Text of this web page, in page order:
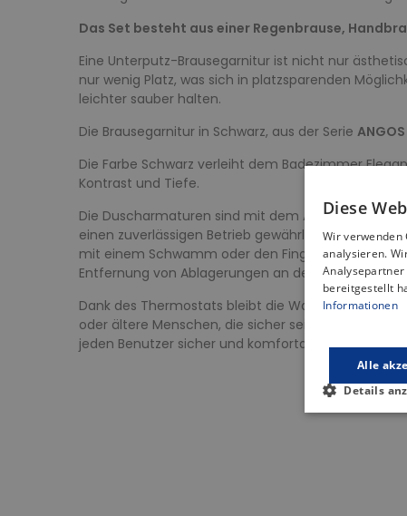
Das Set besteht aus einer Regenbrause,
Eine Unterputz-Brausegarnitur ist nicht nur
nur wenig Platz, was sich in platzsparenden
leichter sauber halten.
Die Brausegarnitur in Schwarz, aus der Serie ANGOS
Die Farbe Schwarz verleiht dem Badezimmer
Kontrast und Tiefe.
Die Duscharmaturen sind mit dem Anti-Calc-
einen zuverlässigen Betrieb gewährleistet. Dank
mit einem Schwamm oder den Fingern sanft
Entfernung von Ablagerungen an den Düsen
Dank des Thermostats bleibt die
oder ältere Menschen, die sicher sein wollen, dass
jeden Benutzer sicher und komfortabel.
Diese
Wir verwenden
analysieren.
bereitgestellt
Informationen
Alle
Details